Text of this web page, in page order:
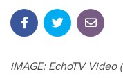
iMAGE: EchoTV Video